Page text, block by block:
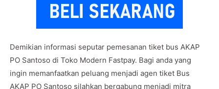
Demikian informasi seputar pemesanan tiket bus AKAP
PO Santoso di Toko Modern Fastpay. Bagi anda yang
ingin memanfaatkan peluang menjadi agen tiket Bus
AKAP PO Santoso silahkan bergabung menjadi mitra